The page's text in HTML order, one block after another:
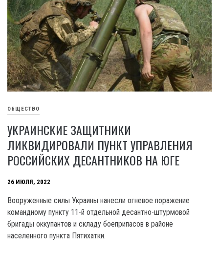
ОБЩЕСТВО
УКРАИНСКИЕ ЗАЩИТНИКИ
ЛИКВИДИРОВАЛИ ПУНКТ УПРАВЛЕНИЯ
РОССИЙСКИХ ДЕСАНТНИКОВ НА ЮГЕ
26 ИЮЛЯ, 2022
Вооруженные силы Украины нанесли огневое поражение
командному пункту 11-й отдельной десантно-штурмовой
бригады оккупантов и складу боеприпасов в районе
населенного пункта Пятихатки.